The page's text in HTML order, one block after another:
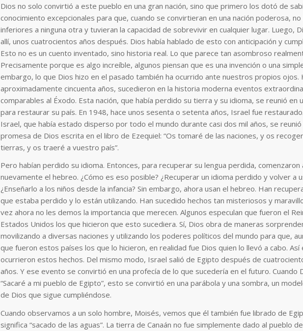
Dios no solo convirtió a este pueblo en una gran nación, sino que primero los dotó de
conocimiento excepcionales para que, cuando se convirtieran en una nación poderosa, no
inferiores a ninguna otra y tuvieran la capacidad de sobrevivir en cualquier lugar. Luego,
allí, unos cuatrocientos años después. Dios había hablado de esto con anticipación y
Esto no es un cuento inventado, sino historia real. Lo que parece tan asombroso
Precisamente porque es algo increíble, algunos piensan que es una invención o una
embargo, lo que Dios hizo en el pasado también ha ocurrido ante nuestros propios ojos.
aproximadamente cincuenta años, sucedieron en la historia moderna eventos
comparables al Éxodo. Esta nación, que había perdido su tierra y su idioma, se reunió en
para restaurar su país. En 1948, hace unos sesenta o setenta años, Israel fue
Israel, que había estado disperso por todo el mundo durante casi dos mil años, se reunió
promesa de Dios escrita en el libro de Ezequiel: “Os tomaré de las naciones, y os
tierras, y os traeré a vuestro país”.
Pero habían perdido su idioma. Entonces, para recuperar su lengua perdida, comenzaron
nuevamente el hebreo. ¿Cómo es eso posible? ¿Recuperar un idioma perdido y volver a
¿Enseñarlo a los niños desde la infancia? Sin embargo, ahora usan el hebreo. Han
que estaba perdido y lo están utilizando. Han sucedido hechos tan misteriosos y
vez ahora no les demos la importancia que merecen. Algunos especulan que fueron el
Estados Unidos los que hicieron que esto sucediera. Sí, Dios obra de maneras
movilizando a diversas naciones y utilizando los poderes políticos del mundo para que,
que fueron estos países los que lo hicieron, en realidad fue Dios quien lo llevó a cabo. Así
ocurrieron estos hechos. Del mismo modo, Israel salió de Egipto después de
años. Y ese evento se convirtió en una profecía de lo que sucedería en el futuro. Cuando
“Sacaré a mi pueblo de Egipto”, esto se convirtió en una parábola y una sombra, un
de Dios que sigue cumpliéndose.
Cuando observamos a un solo hombre, Moisés, vemos que él también fue librado de
significa “sacado de las aguas”. La tierra de Canaán no fue simplemente dado al pueblo